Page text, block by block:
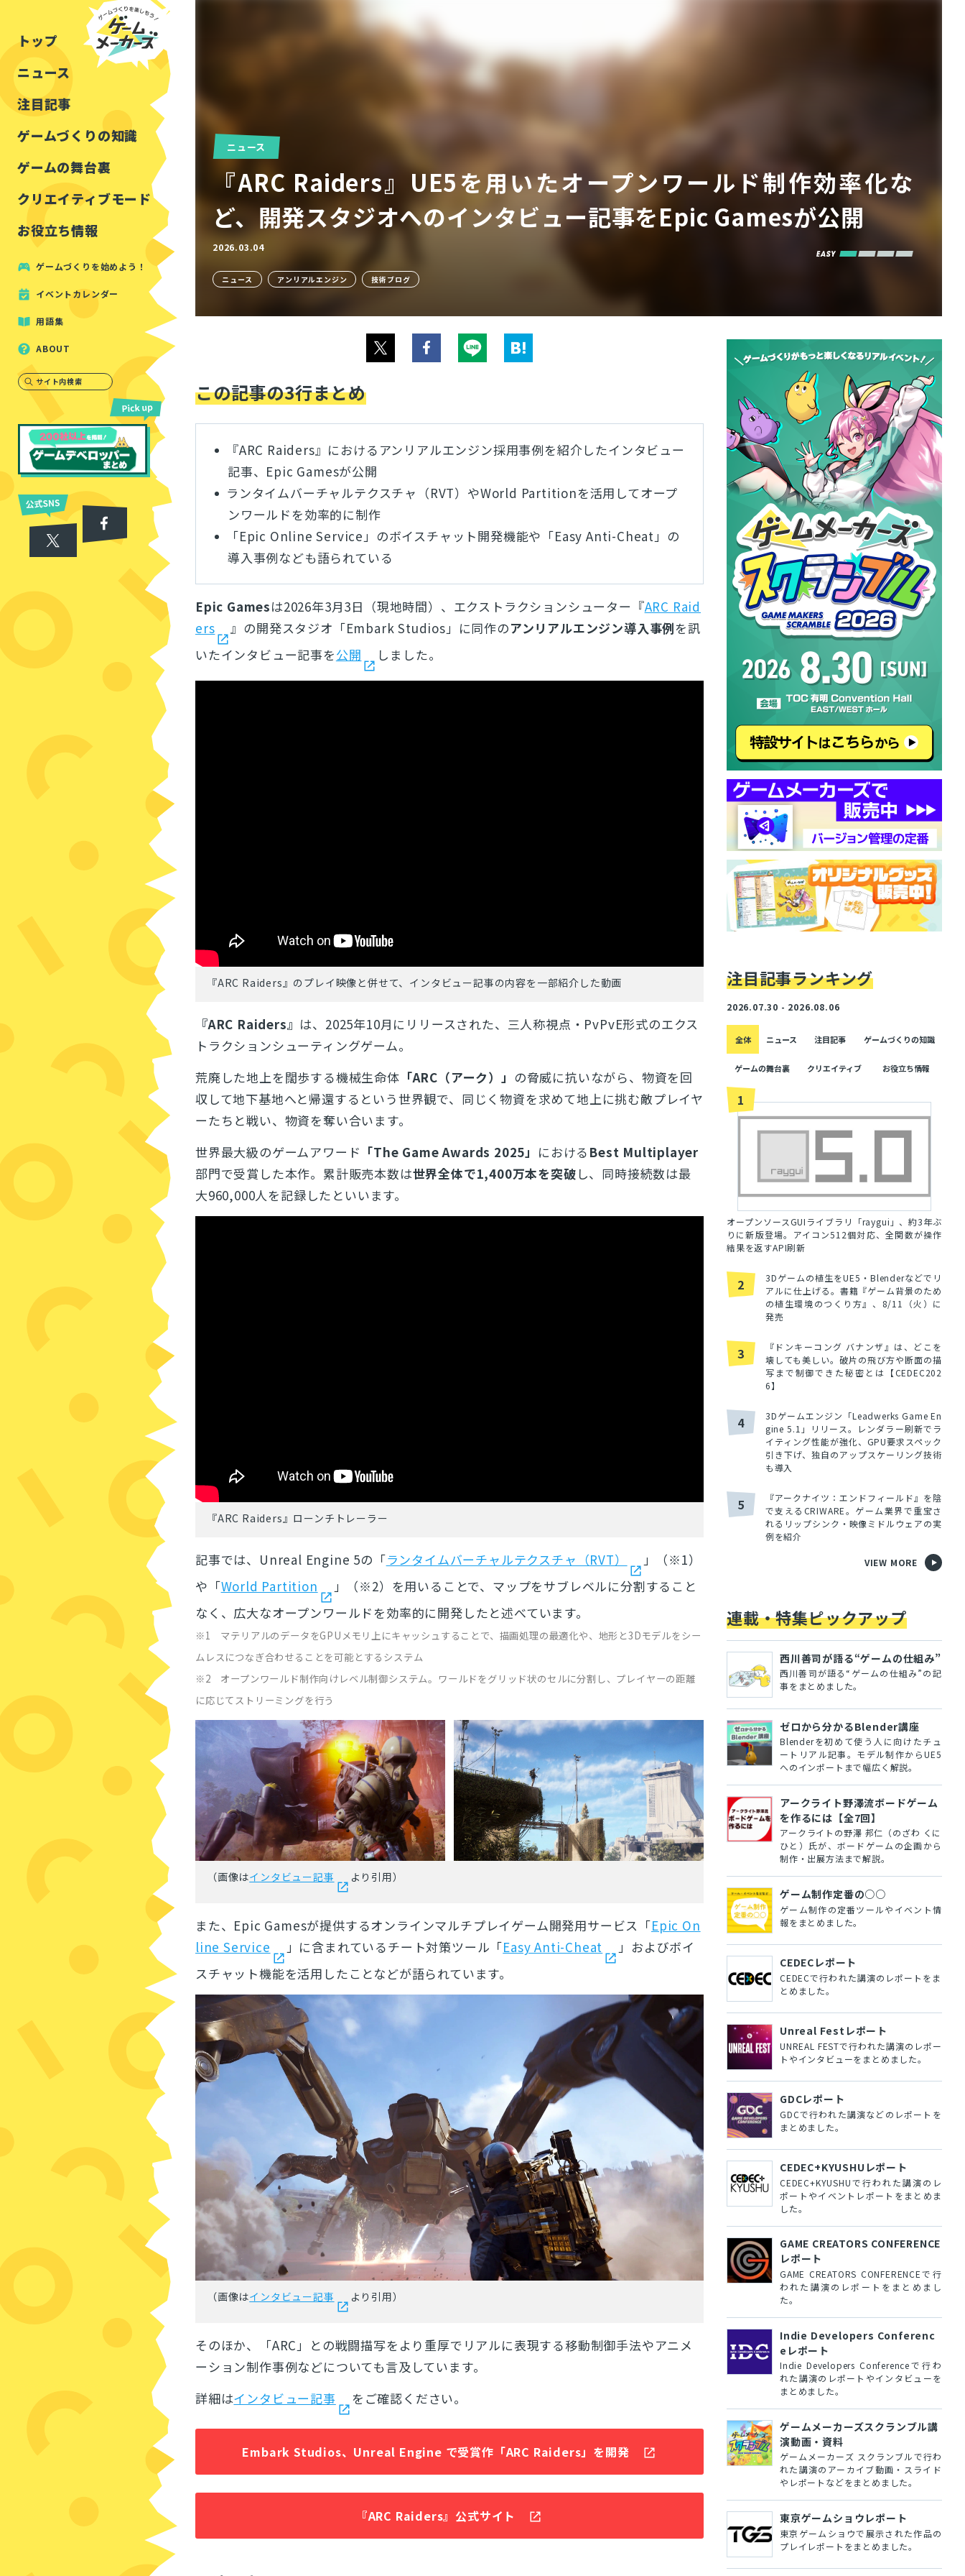
トップ
ニュース
注目記事
ゲームづくりの知識
見た目を良くする
ゲームの舞台裏
クリエイティブモード
お役立ち情報
アセットレビュー
ツール紹介
周辺機器・ハードウェア
ゲームづくりを始めよう！
イベントカレンダー
用語集
ABOUT
サイト内検索
ニュース
『ARC Raiders』UE5を用いたオープンワールド制作効率化な
ど、開発スタジオへのインタビュー記事をEpic Gamesが公開
2026.03.04
ニュース アンリアルエンジン 技術ブログ
この記事の3行まとめ
『ARC Raiders』におけるアンリアルエンジン採用事例を紹介したインタビュー
記事、Epic Gamesが公開
ランタイムバーチャルテクスチャ（RVT）やWorld Partitionを活用してオープ
ンワールドを効率的に制作
「Epic Online Service」のボイスチャット開発機能や「Easy Anti-Cheat」の
導入事例なども語られている
Epic Gamesは2026年3月3日（現地時間）、エクストラクションシューター『ARC Raid
ers
』の開発スタジオ「Embark Studios」に同作のアンリアルエンジン導入事例を訊
いたインタビュー記事を公開 しました。
『ARC Raiders』のプレイ映像と併せて、インタビュー記事の内容を一部紹介した動画
『ARC Raiders』 は、2025年10月にリリースされた、三人称視点・PvPvE形式のエクス
トラクションシューティングゲーム。
荒廃した地上を闊歩する機械生命体 「ARC（アーク）」 の脅威に抗いながら、物資を回
収して地下基地へと帰還するという世界観で、同じく物資を求めて地上に挑む敵プレイヤ
ーたちと戦い、物資を奪い合います。
世界最大級のゲームアワード 「The Game Awards 2025」 における Best Multiplayer
部門で受賞した本作。累計販売本数は世界全体で1,400万本を突破 し、同時接続数は最
大960,000人を記録したといいます。
『ARC Raiders』ローンチトレーラー
記事では、Unreal Engine 5の 「ランタイムバーチャルテクスチャ（RVT）
」（※1）
や「World Partition
」（※2）を用いることで、マップをサブレベルに分割すること
なく、広大なオープンワールドを効率的に開発したと述べています。
※1 マテリアルのデータをGPUメモリ上にキャッシュすることで、描画処理の最適化や、地形と3Dモデルをシー
ムレスにつなぎ合わせることを可能とするシステム
※2 オープンワールド制作向けレベル制御システム。ワールドをグリッド状のセルに分割し、プレイヤーの距離
に応じてストリーミングを行う
（画像はインタビュー記事 より引用）
また、Epic Gamesが提供するオンラインマルチプレイゲーム開発用サービス「Epic On
line Service
」に含まれているチート対策ツール「Easy Anti-Cheat
」およびボイ
スチャット機能を活用したことなどが語られています。
（画像はインタビュー記事 より引用）
そのほか、「ARC」との戦闘描写をより重厚でリアルに表現する移動制御手法やアニメ
ーション制作事例などについても言及しています。
詳細はインタビュー記事 をご確認ください。
Embark Studios、Unreal Engine で受賞作「ARC Raiders」を開発
『ARC Raiders』公式サイト
注目記事ランキング
2026.07.30 - 2026.08.06
全体 ニュース 注目記事 ゲームづくりの知識
ゲームの舞台裏 クリエイティブ お役立ち情報
1
オープンソースGUIライブラリ「raygui」、約3年ぶ
りに新版登場。アイコン512個対応、全関数が操作
結果を返すAPI刷新
2
3Dゲームの植生をUE5・Blenderなどでリ
アルに仕上げる。書籍『ゲーム背景のため
の植生環境のつくり方』、8/11（火）に
発売
3
『ドンキーコング バナンザ』は、どこを
壊しても美しい。破片の飛び方や断面の描
写まで制御できた秘密とは【CEDEC202
6】
4
3Dゲームエンジン「Leadwerks Game En
gine 5.1」リリース。レンダラー刷新でラ
イティング性能が強化、GPU要求スペック
引き下げ、独自のアップスケーリング技術
も導入
5
『アークナイツ：エンドフィールド』を陰
で支えるCRIWARE。ゲーム業界で重宝さ
れるリップシンク・映像ミドルウェアの実
例を紹介
VIEW MORE
連載・特集ピックアップ
西川善司が語る“ゲームの仕組み”
西川善司が語る“ゲームの仕組み”の記
事をまとめました。
ゼロから分かるBlender講座
Blenderを初めて使う人に向けたチュ
ートリアル記事。モデル制作からUE5
へのインポートまで幅広く解説。
アークライト野澤流ボードゲーム
を作るには【全7回】
アークライトの野澤 邦仁（のざわ くに
ひと）氏が、ボードゲームの企画から
制作・出展方法まで解説。
ゲーム制作定番の○○
ゲーム制作の定番ツールやイベント情
報をまとめました。
CEDECレポート
CEDECで行われた講演のレポートをま
とめました。
Unreal Festレポート
UNREAL FESTで行われた講演のレポー
トやインタビューをまとめました。
GDCレポート
GDCで行われた講演などのレポートを
まとめました。
CEDEC+KYUSHUレポート
CEDEC+KYUSHUで行われた講演のレ
ポートやイベントレポートをまとめま
した。
GAME CREATORS CONFERENCE
レポート
GAME CREATORS CONFERENCEで行
われた講演のレポートをまとめまし
た。
Indie Developers Conferenc
eレポート
Indie Developers Conferenceで行わ
れた講演のレポートやインタビューを
まとめました。
ゲームメーカーズスクランブル講
演動画・資料
ゲームメーカーズ スクランブルで行わ
れた講演のアーカイブ動画・スライド
やレポートなどをまとめました。
東京ゲームショウレポート
東京ゲームショウで展示された作品の
プレイレポートをまとめました。